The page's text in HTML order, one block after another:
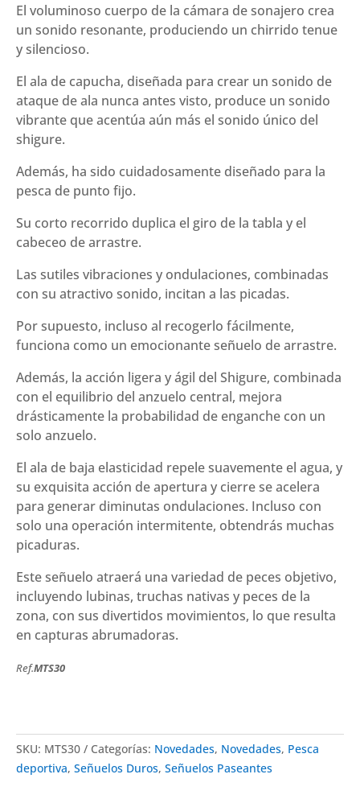
El voluminoso cuerpo de la cámara de sonajero crea
un sonido resonante, produciendo un chirrido tenue
y silencioso.
El ala de capucha, diseñada para crear un sonido de
ataque de ala nunca antes visto, produce un sonido
vibrante que acentúa aún más el sonido único del
shigure.
Además, ha sido cuidadosamente diseñado para la
pesca de punto fijo.
Su corto recorrido duplica el giro de la tabla y el
cabeceo de arrastre.
Las sutiles vibraciones y ondulaciones, combinadas
con su atractivo sonido, incitan a las picadas.
Por supuesto, incluso al recogerlo fácilmente,
funciona como un emocionante señuelo de arrastre.
Además, la acción ligera y ágil del Shigure, combinada
con el equilibrio del anzuelo central, mejora
drásticamente la probabilidad de enganche con un
solo anzuelo.
El ala de baja elasticidad repele suavemente el agua, y
su exquisita acción de apertura y cierre se acelera
para generar diminutas ondulaciones. Incluso con
solo una operación intermitente, obtendrás muchas
picaduras.
Este señuelo atraerá una variedad de peces objetivo,
incluyendo lubinas, truchas nativas y peces de la
zona, con sus divertidos movimientos, lo que resulta
en capturas abrumadoras.
Ref.MTS30
SKU: MTS30 Categorías: Novedades, Novedades, Pesca
deportiva, Señuelos Duros, Señuelos Paseantes